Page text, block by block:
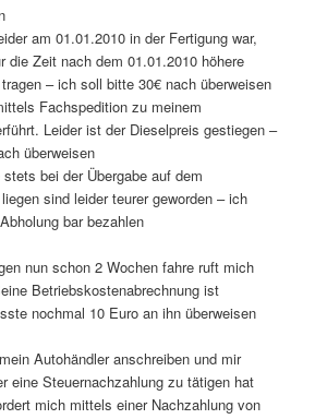
am 01.01.2010 in der Fertigung war,
die Zeit nach dem 01.01.2010 höhere
– ich soll bitte 30€ nach überweisen
Fachspedition zu meinem
Leider ist der Dieselpreis gestiegen –
überweisen
bei der Übergabe auf dem
sind leider teurer geworden – ich
bar bezahlen
nun schon 2 Wochen fahre ruft mich
Betriebskostenabrechnung ist
nochmal 10 Euro an ihn überweisen
Autohändler anschreiben und mir
eine Steuernachzahlung zu tätigen hat
mich mittels einer Nachzahlung von